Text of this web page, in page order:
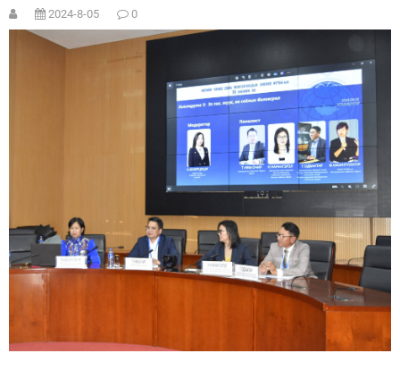
2024-8-05 0